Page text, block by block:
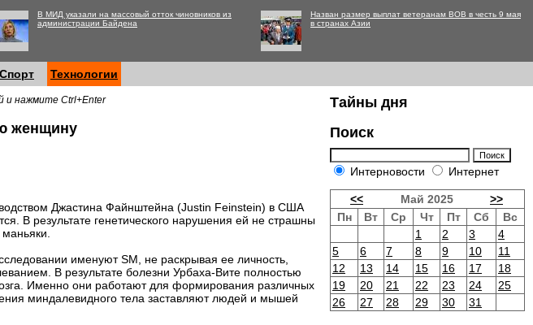
В МИД указали на массовый отток чиновников из
администрации Байдена
Назван размер выплат ветеранам ВОВ в честь 9 мая
в странах Азии
Спорт Технологии
и нажмите Ctrl+Enter
женщину
Джастина Файнштейна (Justin Feinstein) в США
В результате генетического нарушения ей не страшны
именуют SM, не раскрывая ее личность,
В результате болезни Урбаха-Вите полностью
Именно они работают для формирования различных
миндалевидного тела заставляют людей и мышей
Тайны дня
Поиск
Интерновости Интернет
<< Май 2025
>>
Пн
Вт Ср Чт Пт Сб
Вс
1
2 3
4
5
6 7 8 9 10
11
12
13 14 15 16 17
18
19
20 21 22 23 24
25
26
27 28 29 30 31